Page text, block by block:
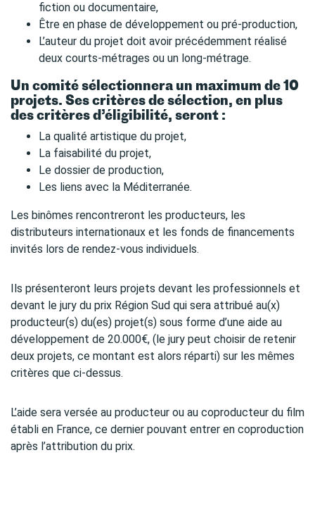
fiction ou documentaire,
Être en phase de développement ou pré-production,
L’auteur du projet doit avoir précédemment réalisé
deux courts-métrages ou un long-métrage.
Un comité sélectionnera un maximum de 10
projets. Ses critères de sélection, en plus
des critères d’éligibilité, seront :
La qualité artistique du projet,
La faisabilité du projet,
Le dossier de production,
Les liens avec la Méditerranée.
Les binômes rencontreront les producteurs, les
distributeurs internationaux et les fonds de financements
invités lors de rendez-vous individuels.
Ils présenteront leurs projets devant les professionnels et
devant le jury du prix Région Sud qui sera attribué au(x)
producteur(s) du(es) projet(s) sous forme d’une aide au
développement de 20.000€, (le jury peut choisir de retenir
deux projets, ce montant est alors réparti) sur les mêmes
critères que ci-dessus.
L’aide sera versée au producteur ou au coproducteur du film
établi en France, ce dernier pouvant entrer en coproduction
après l’attribution du prix.